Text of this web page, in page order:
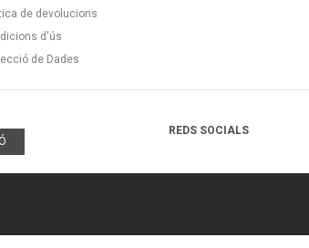
de devolucions
d'ús
de Dades
REDS SOCIALS